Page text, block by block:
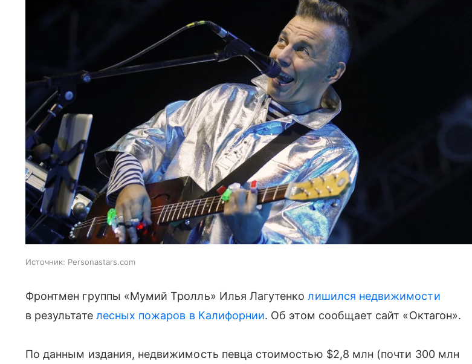
Источник: Personastars.com
Фронтмен группы «Мумий Тролль» Илья Лагутенколишился недвижимости
в результате лесных пожаров в Калифорнии. Об этом сообщает сайт «Октагон».
По данным издания, недвижимость певца стоимостью $2,8 млн (почти 300 млн